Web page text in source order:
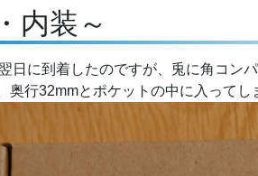
内装～
日に到着したのですが、兎に角コン
奥行32mmとポケットの中に入ってし